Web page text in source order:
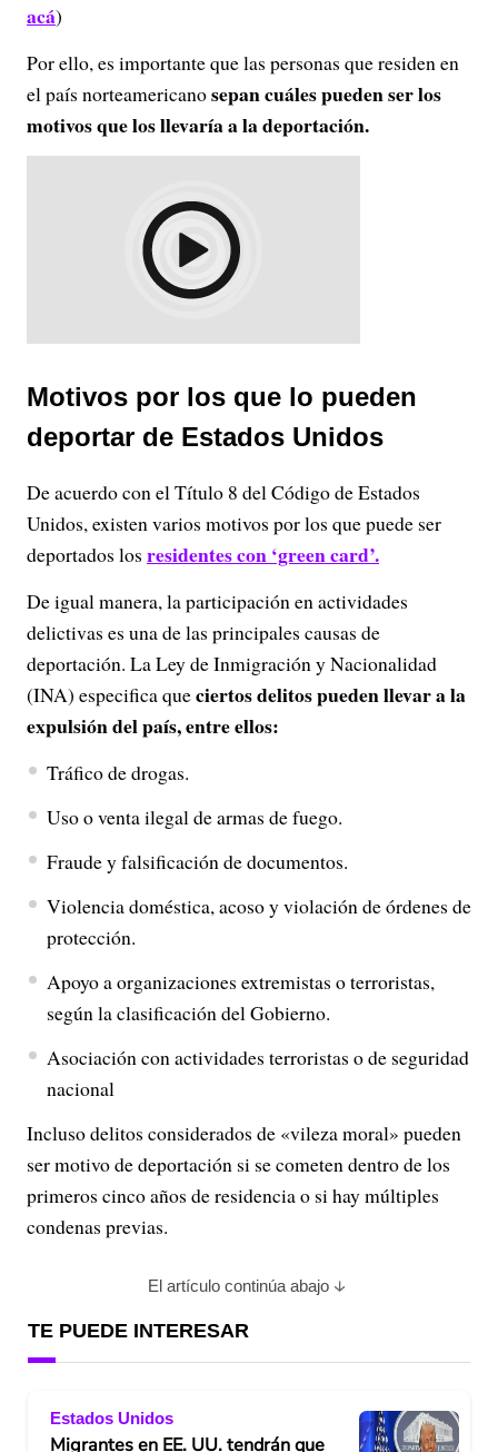
acá)
Por ello, es importante que las personas que residen en
el país norteamericanosepan cuáles pueden ser los
motivos que los llevaría a la deportación.
Motivos por los que lo pueden
deportar de Estados Unidos
De acuerdo con el Título 8 del Código de Estados
Unidos, existen varios motivos por los que puede ser
deportados los residentes con ‘green card’.
De igual manera, la participación en actividades
delictivas es una de las principales causas de
deportación. La Ley de Inmigración y Nacionalidad
(INA) especifica queciertos delitos pueden llevar a la
expulsión del país, entre ellos:
Tráfico de drogas.​
Uso o venta ilegal de armas de fuego.​
Fraude y falsificación de documentos.​
Violencia doméstica, acoso y violación de órdenes de
protección.​
Apoyo a organizaciones extremistas o terroristas,
según la clasificación del Gobierno.
Asociación con actividades terroristas o de seguridad
nacional
Incluso delitos considerados de «vileza moral» pueden
ser motivo de deportación si se cometen dentro de los
primeros cinco años de residencia o si hay múltiples
condenas previas.
El artículo continúa abajo
TE PUEDE INTERESAR
Estados Unidos
Migrantes en EE. UU. tendrán que